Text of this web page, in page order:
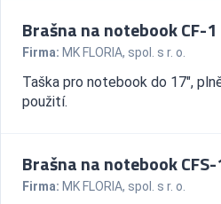
Brašna na notebook CF-1
Firma: MK FLORIA, spol. s r. o.
Taška pro notebook do 17",
použití.
Brašna na notebook CFS-
Firma: MK FLORIA, spol. s r. o.